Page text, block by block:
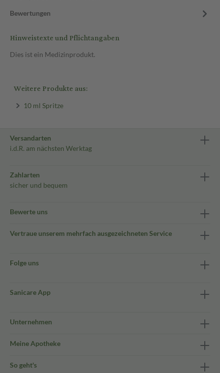
Bewertungen
Hinweistexte und Pflichtangaben
Dies ist ein Medizinprodukt.
Weitere Produkte aus:
10 ml Spritze
Versandarten
i.d.R. am nächsten Werktag
Zahlarten
sicher und bequem
Bewerte uns
Vertraue unserem mehrfach ausgezeichneten Service
Folge uns
Sanicare App
Unternehmen
Meine Apotheke
So geht's